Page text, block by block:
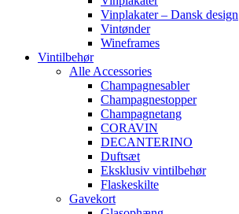
Vinplakater – Dansk design
Vintønder
Wineframes
Vintilbehør
Alle Accessories
Champagnesabler
Champagnestopper
Champagnetang
CORAVIN
DECANTERINO
Duftsæt
Eksklusiv vintilbehør
Flaskeskilte
Gavekort